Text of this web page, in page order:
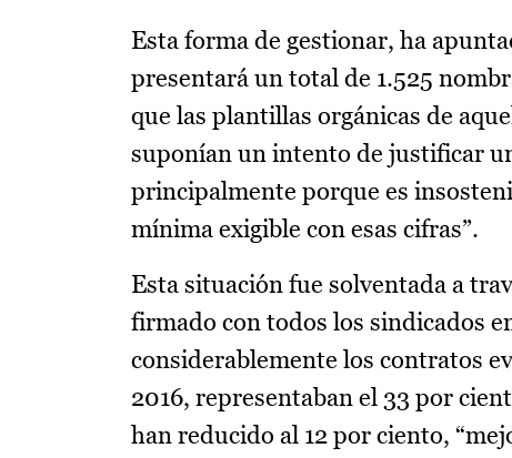
Esta forma de gestionar, ha
presentará un total de 1.525
que las plantillas orgánicas de
suponían un intento de justificar
principalmente porque es
mínima exigible con esas cifras”.
Esta situación fue solventada a
firmado con todos los sindicados
considerablemente los contratos
2016, representaban el 33 por
han reducido al 12 por ciento,